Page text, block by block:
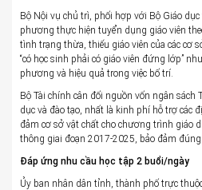
Bộ Nội vụ chủ trì, phối hợp với Bộ Giáo
phương thực hiện tuyển dụng giáo viên
tình trạng thừa, thiếu giáo viên của các cơ
“có học sinh phải có giáo viên đứng lớp”
phương và hiệu quả trong việc bố trí.
Bộ Tài chính cân đối nguồn vốn ngân
dục và đào tạo, nhất là kinh phí hỗ trợ các
đảm cơ sở vật chất cho chương trình giáo
thông giai đoạn 2017-2025, bảo đảm
Đáp ứng nhu cầu học tập 2 buổi/ngày
Ủy ban nhân dân tỉnh, thành phố trực